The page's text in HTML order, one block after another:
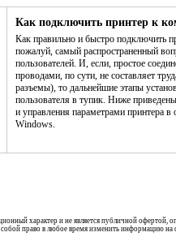
Как подключить принтер к
Как правильно и быстро подключить
пожалуй, самый распространенный
пользователей. И, если, простое
проводами, по сути, не составляет
разъемы), то дальнейшие этапы
пользователя в тупик. Ниже
и управления параметрами принтера в
Windows.
характер и не является публичной
право в любое время изменить информацию